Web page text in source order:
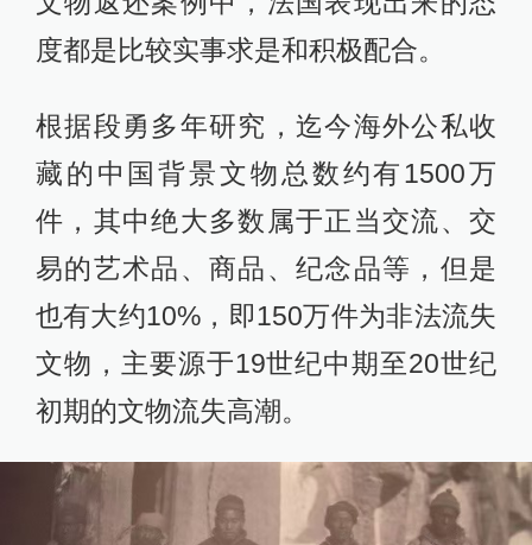
度都是比较实事求是和积极配合。
根据段勇多年研究，迄今海外公私收
藏的中国背景文物总数约有1500万
件，其中绝大多数属于正当交流、交
易的艺术品、商品、纪念品等，但是
也有大约10%，即150万件为非法流失
文物，主要源于19世纪中期至20世纪
初期的文物流失高潮。